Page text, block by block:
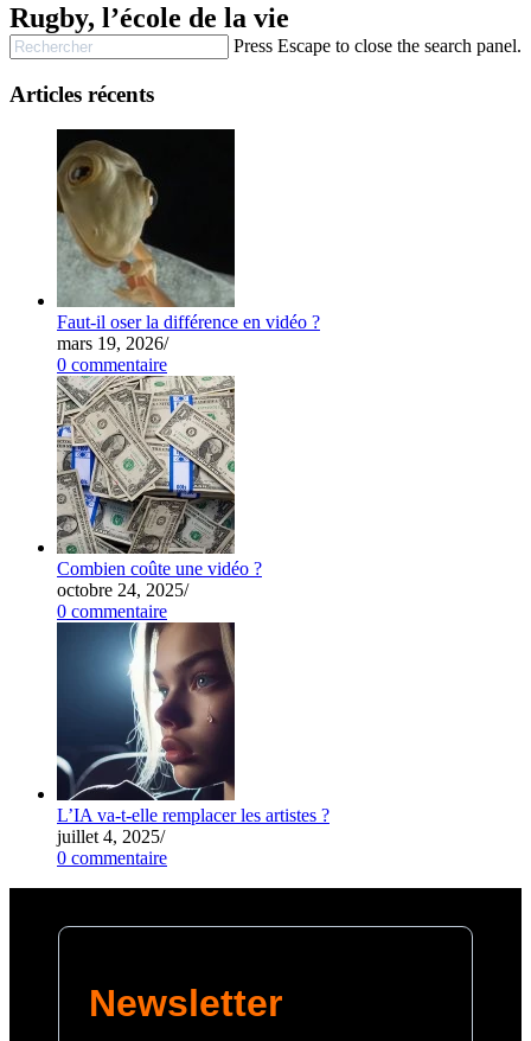
Rugby, l’école de la vie
Press Escape to close the search panel.
Articles récents
Faut-il oser la différence en vidéo ?
mars 19, 2026/
0 commentaire
Combien coûte une vidéo ?
octobre 24, 2025/
0 commentaire
L’IA va-t-elle remplacer les artistes ?
juillet 4, 2025/
0 commentaire
Newsletter